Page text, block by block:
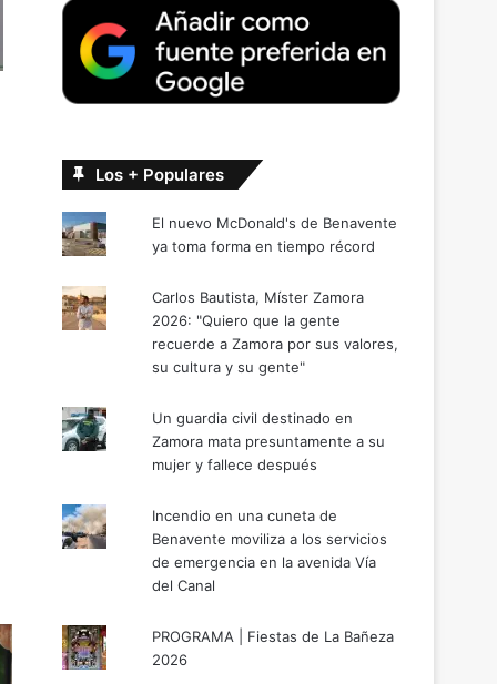
Los + Populares
El nuevo McDonald's de Benavente
ya toma forma en tiempo récord
Carlos Bautista, Míster Zamora
2026: "Quiero que la gente
recuerde a Zamora por sus valores,
su cultura y su gente"
Un guardia civil destinado en
Zamora mata presuntamente a su
mujer y fallece después
Incendio en una cuneta de
Benavente moviliza a los servicios
de emergencia en la avenida Vía
del Canal
PROGRAMA | Fiestas de La Bañeza
2026